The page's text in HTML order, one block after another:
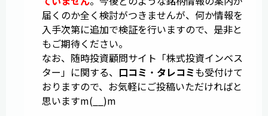
届くのか全く検討がつきませんが、何か情報を
入手次第に追加で検証を行いますので、是非と
もご期待ください。
なお、随時投資顧問サイト「株式投資インベス
ター」に関する、 口コミ ・ タレコミも受付けて
おりますので、お気軽にご投稿いただければと
思いますm(__)m